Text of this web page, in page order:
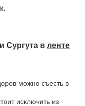
Сургута в ленте
можно съесть в
исключить из